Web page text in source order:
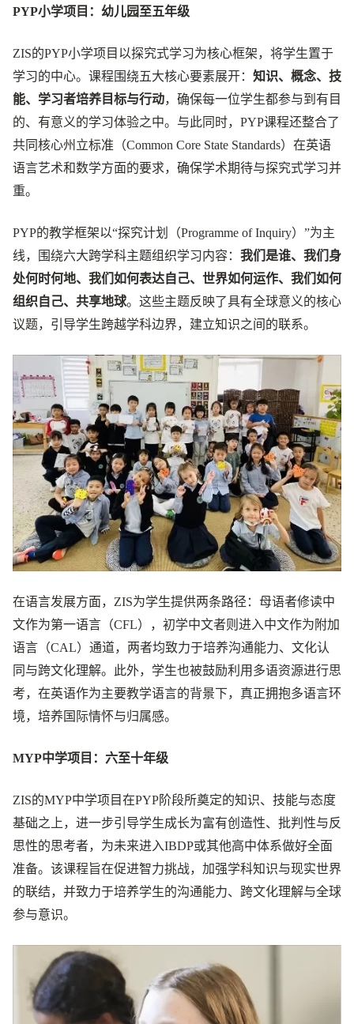
PYP小学项目：幼儿园至五年级
ZIS的PYP小学项目以探究式学习为核心框架，将学生置于
学习的中心。课程围绕五大核心要素展开： 知识、概念、技
能、学习者培养目标与行动，确保每一位学生都参与到有目
的、有意义的学习体验之中。与此同时，PYP课程还整合了
共同核心州立标准（Common Core State Standards）在英语
语言艺术和数学方面的要求，确保学术期待与探究式学习并
重。
PYP的教学框架以“探究计划（Programme of Inquiry）”为主
线，围绕六大跨学科主题组织学习内容： 我们是谁、我们身
处何时何地、我们如何表达自己、世界如何运作、我们如何
组织自己、共享地球。这些主题反映了具有全球意义的核心
议题，引导学生跨越学科边界，建立知识之间的联系。
在语言发展方面，ZIS为学生提供两条路径：母语者修读中
文作为第一语言（CFL），初学中文者则进入中文作为附加
语言（CAL）通道，两者均致力于培养沟通能力、文化认
同与跨文化理解。此外，学生也被鼓励利用多语资源进行思
考，在英语作为主要教学语言的背景下，真正拥抱多语言环
境，培养国际情怀与归属感。
MYP中学项目：六至十年级
ZIS的MYP中学项目在PYP阶段所奠定的知识、技能与态度
基础之上，进一步引导学生成长为富有创造性、批判性与反
思性的思考者，为未来进入IBDP或其他高中体系做好全面
准备。该课程旨在促进智力挑战，加强学科知识与现实世界
的联结，并致力于培养学生的沟通能力、跨文化理解与全球
参与意识。